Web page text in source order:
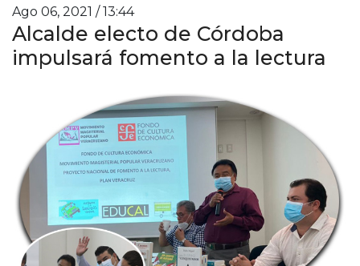
Ago 06, 2021 / 13:44
Alcalde electo de Córdoba
impulsará fomento a la lectura